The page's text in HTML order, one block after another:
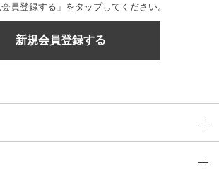
員登録する」をタップしてください。
新規会員登録する